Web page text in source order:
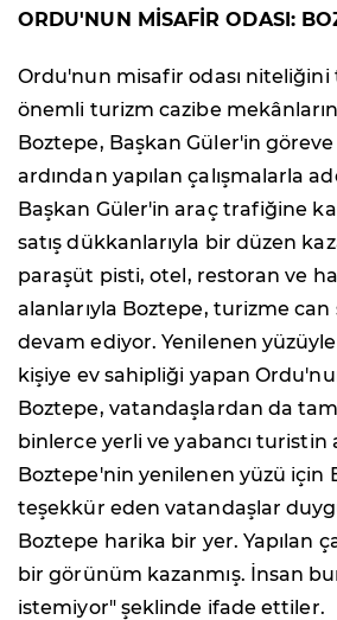
ORDU'NUN MİSAFİR ODASI:
Ordu'nun misafir odası niteliğini
önemli turizm cazibe
Boztepe, Başkan Güler'in
ardından yapılan çalışmalarla
Başkan Güler'in araç trafiğine
satış dükkanlarıyla bir düzen
paraşüt pisti, otel, restoran ve
alanlarıyla Boztepe, turizme can
devam ediyor. Yenilenen
kişiye ev sahipliği yapan
Boztepe, vatandaşlardan da
binlerce yerli ve yabancı turistin
Boztepe'nin yenilenen yüzü için
teşekkür eden vatandaşlar
Boztepe harika bir yer. Yapılan
bir görünüm kazanmış. İnsan
istemiyor" şeklinde ifade ettiler.